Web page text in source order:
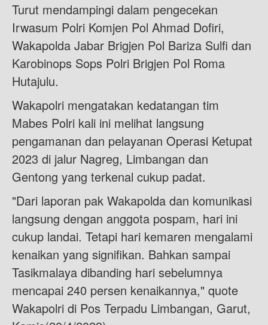
Turut mendampingi dalam pengecekan
Irwasum Polri Komjen Pol Ahmad Dofiri,
Wakapolda Jabar Brigjen Pol Bariza Sulfi dan
Karobinops Sops Polri Brigjen Pol Roma
Hutajulu.
Wakapolri mengatakan kedatangan tim
Mabes Polri kali ini melihat langsung
pengamanan dan pelayanan Operasi Ketupat
2023 di jalur Nagreg, Limbangan dan
Gentong yang terkenal cukup padat.
"Dari laporan pak Wakapolda dan komunikasi
langsung dengan anggota pospam, hari ini
cukup landai. Tetapi hari kemaren mengalami
kenaikan yang signifikan. Bahkan sampai
Tasikmalaya dibanding hari sebelumnya
mencapai 240 persen kenaikannya," quote
Wakapolri di Pos Terpadu Limbangan, Garut,